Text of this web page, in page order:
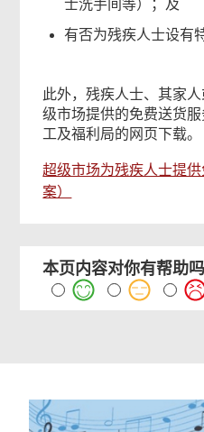
士洗手间等）；及
有否为残疾人士设有
此外，残疾人士、其家
级市场提供的免费送货
工及福利局的网页下载。
超级市场为残疾人士提
案）
本页内容对你有帮助吗